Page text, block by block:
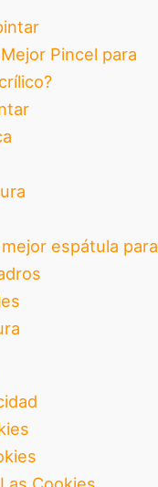
Pincel para
espátula para
Cookies